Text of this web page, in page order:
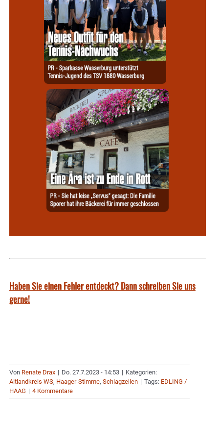
Haben Sie einen Fehler entdeckt? Dann schreiben Sie uns
gerne!
Von Renate Drax | Do. 27.7.2023 - 14:53 | Kategorien:
Altlandkreis WS, Haager-Stimme, Schlagzeilen | Tags: EDLING /
HAAG | 4 Kommentare